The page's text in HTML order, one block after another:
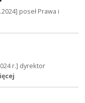
poseł Prawa i
r.] dyrektor